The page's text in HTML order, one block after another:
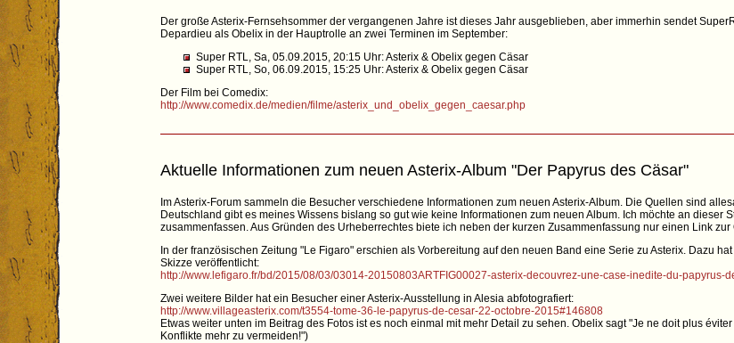
Der große Asterix-Fernsehsommer der vergangenen Jahre ist dieses Jahr ausgeblieben, aber immerhin sendet
Depardieu als Obelix in der Hauptrolle an zwei Terminen im September:
Super RTL, Sa, 05.09.2015, 20:15 Uhr: Asterix & Obelix gegen Cäsar
Super RTL, So, 06.09.2015, 15:25 Uhr: Asterix & Obelix gegen Cäsar
Der Film bei Comedix:
http://www.comedix.de/medien/filme/asterix_und_obelix_gegen_caesar.php
Aktuelle Informationen zum neuen Asterix-Album "Der Papyrus des Cäsar"
Im Asterix-Forum sammeln die Besucher verschiedene Informationen zum neuen Asterix-Album. Die Quellen sind
Deutschland gibt es meines Wissens bislang so gut wie keine Informationen zum neuen Album. Ich möchte an dieser
zusammenfassen. Aus Gründen des Urheberrechtes biete ich neben der kurzen Zusammenfassung nur einen Link zur
In der französischen Zeitung "Le Figaro" erschien als Vorbereitung auf den neuen Band eine Serie zu Asterix. Dazu
Skizze veröffentlicht:
http://www.lefigaro.fr/bd/2015/08/03/03014-20150803ARTFIG00027-asterix-decouvrez-une-case-inedite-du-papyrus-
Zwei weitere Bilder hat ein Besucher einer Asterix-Ausstellung in Alesia abfotografiert:
http://www.villageasterix.com/t3554-tome-36-le-papyrus-de-cesar-22-octobre-2015#146808
Etwas weiter unten im Beitrag des Fotos ist es noch einmal mit mehr Detail zu sehen. Obelix sagt "Je ne doit plus
Konflikte mehr zu vermeiden!")